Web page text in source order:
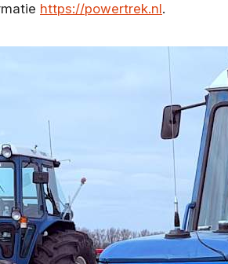
https://powertrek.nl.